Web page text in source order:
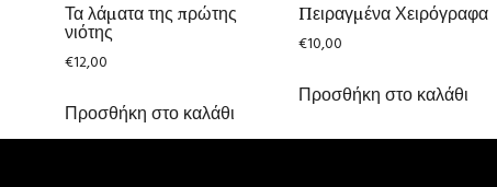
Τα λάματα της πρώτης
νιότης
€12,00
Προσθήκη στο καλάθι
Πειραγμένα Χειρόγραφα
€10,00
Προσθήκη στο καλάθι